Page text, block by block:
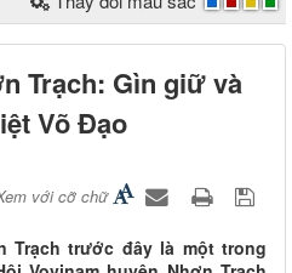
Trạch: Gìn giữ và
Võ Đạo
với cỡ chữ
Trạch trước đây là một trong